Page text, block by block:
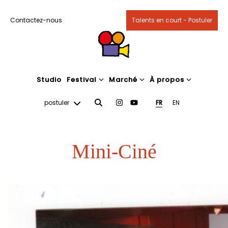
Contactez-nous Talents en court - Postuler
Studio Festival Marché À propos
postuler FR EN
Mini-Ciné